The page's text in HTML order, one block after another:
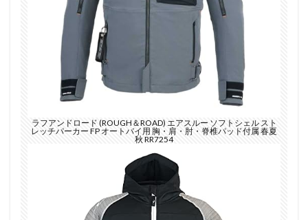
ラフアンドロード (ROUGH＆ROAD) エアスルー ソフトシェル スト
レッチパーカー FP オートバイ用 胸・肩・肘・脊椎パッド付属 春夏
秋 RR7254